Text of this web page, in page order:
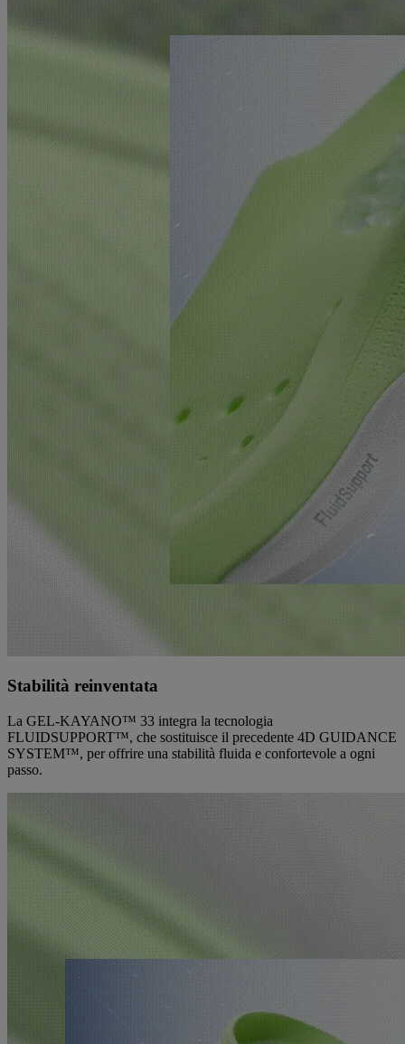
Stabilità reinventata
La GEL-KAYANO™ 33 integra la tecnologia
FLUIDSUPPORT™, che sostituisce il precedente 4D GUIDANCE
SYSTEM™, per offrire una stabilità fluida e confortevole a ogni
passo.